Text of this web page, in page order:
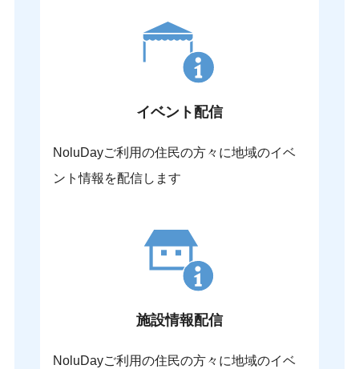
イベント配信
NoluDayご利用の住民の方々に地域のイベ
ント情報を配信します
施設情報配信
NoluDayご利用の住民の方々に地域のイベ